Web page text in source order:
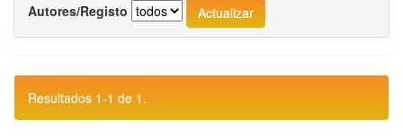
Autores/Registo
Resultados 1-1 de 1.